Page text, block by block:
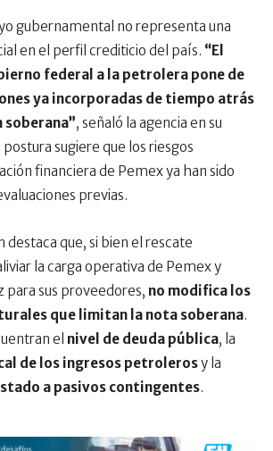
gubernamental no representa una
en el perfil crediticio del país. “El
federal a la petrolera pone de
ya incorporadas de tiempo atrás
soberana”, señaló la agencia en su
sugiere que los riesgos
financiera de Pemex ya han sido
previas.
destaca que, si bien el rescate
la carga operativa de Pemex y
para sus proveedores, no modifica los
que limitan la nota soberana.
el nivel de deuda pública, la
de los ingresos petrolerosy la
a pasivos contingentes.